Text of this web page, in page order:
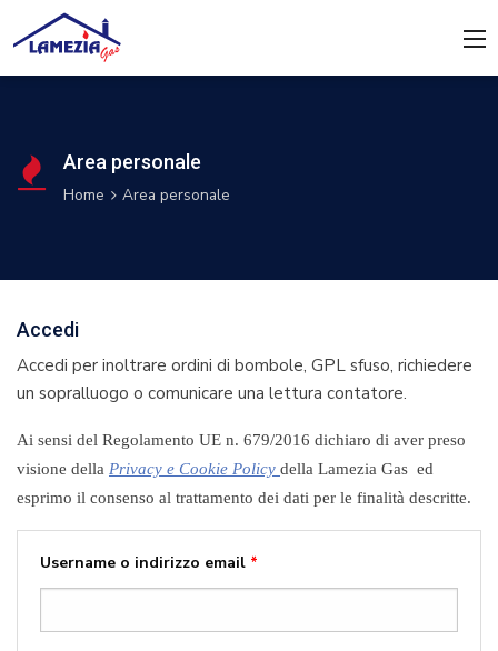
Area personale
Home Area personale
Accedi
Accedi per inoltrare ordini di bombole, GPL sfuso, richiedere
un sopralluogo o comunicare una lettura contatore.
Ai sensi del Regolamento UE n. 679/2016 dichiaro di aver preso
visione della Privacy e Cookie Policy della Lamezia Gas ed
esprimo il consenso al trattamento dei dati per le finalità descritte.
Username o indirizzo email *